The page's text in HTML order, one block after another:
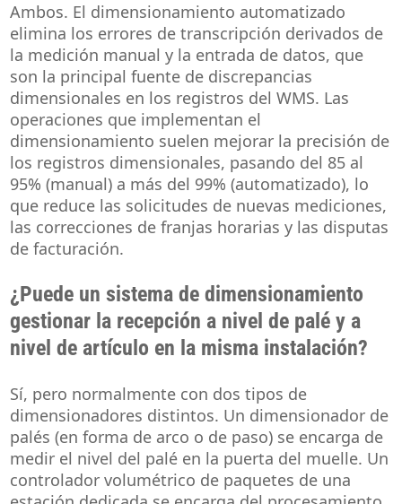
Ambos. El dimensionamiento automatizado
elimina los errores de transcripción derivados de
la medición manual y la entrada de datos, que
son la principal fuente de discrepancias
dimensionales en los registros del WMS. Las
operaciones que implementan el
dimensionamiento suelen mejorar la precisión de
los registros dimensionales, pasando del 85 al
95% (manual) a más del 99% (automatizado), lo
que reduce las solicitudes de nuevas mediciones,
las correcciones de franjas horarias y las disputas
de facturación.
¿Puede un sistema de dimensionamiento
gestionar la recepción a nivel de palé y a
nivel de artículo en la misma instalación?
Sí, pero normalmente con dos tipos de
dimensionadores distintos. Un dimensionador de
palés (en forma de arco o de paso) se encarga de
medir el nivel del palé en la puerta del muelle. Un
controlador volumétrico de paquetes de una